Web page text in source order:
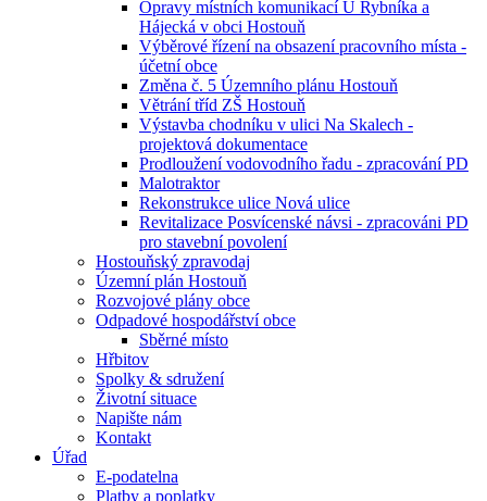
Opravy místních komunikací U Rybníka a
Hájecká v obci Hostouň
Výběrové řízení na obsazení pracovního místa -
účetní obce
Změna č. 5 Územního plánu Hostouň
Větrání tříd ZŠ Hostouň
Výstavba chodníku v ulici Na Skalech -
projektová dokumentace
Prodloužení vodovodního řadu - zpracování PD
Malotraktor
Rekonstrukce ulice Nová ulice
Revitalizace Posvícenské návsi - zpracováni PD
pro stavební povolení
Hostouňský zpravodaj
Územní plán Hostouň
Rozvojové plány obce
Odpadové hospodářství obce
Sběrné místo
Hřbitov
Spolky & sdružení
Životní situace
Napište nám
Kontakt
Úřad
E-podatelna
Platby a poplatky